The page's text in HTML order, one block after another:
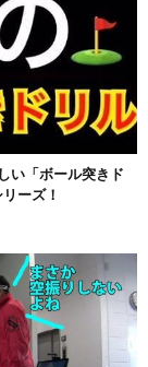
い「ボール突きド
ーズ！